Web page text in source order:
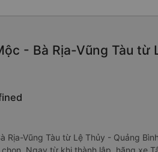
- Bà Rịa-Vũng Tàu
Rịa-Vũng Tàu từ Lệ Thủy - Quảng